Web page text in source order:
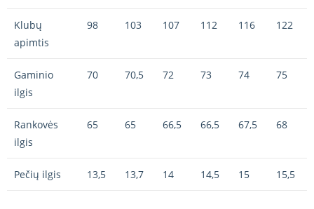
Klubų
apimtis
98 103 107 112 116 122
Gaminio
ilgis
70 70,5 72 73 74 75
Rankovės
ilgis
65 65 66,5 66,5 67,5 68
Pečių ilgis 13,5 13,7 14 14,5 15 15,5